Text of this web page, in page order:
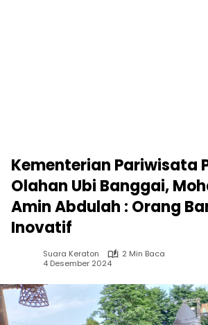
Kementerian Pariwisata
Olahan Ubi Banggai,
Amin Abdulah : Orang
Inovatif
Suara Keraton
2 Min Baca
4 Desember 2024